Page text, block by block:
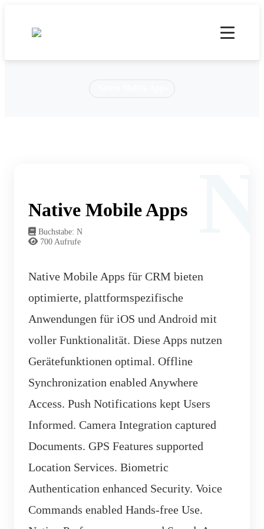
Native Mobile Apps
Buchstabe: N
700 Aufrufe
Native Mobile Apps für CRM bieten
optimierte, plattformspezifische
Anwendungen für iOS und Android mit
voller Funktionalität. Diese Apps nutzen
Gerätefunktionen optimal. Offline
Synchronization enabled Anywhere
Access. Push Notifications kept Users
Informed. Camera Integration captured
Documents. GPS Features supported
Location Services. Biometric
Authentication enhanced Security. Voice
Commands enabled Hands-free Use.